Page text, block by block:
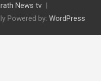
News tv
Powered by: WordPress